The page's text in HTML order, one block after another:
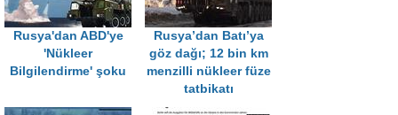
Rusya'dan ABD'ye
'Nükleer
Bilgilendirme' şoku
Rusya’dan Batı’ya
göz dağı; 12 bin km
menzilli nükleer füze
tatbikatı